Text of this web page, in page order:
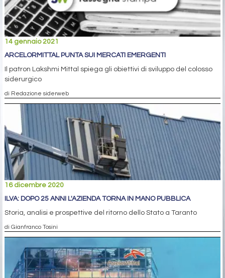
14 gennaio 2021
ARCELORMITTAL PUNTA SUI MERCATI EMERGENTI
Il patron Lakshmi Mittal spiega gli obiettivi di sviluppo del colosso
siderurgico
di Redazione siderweb
16 dicembre 2020
ILVA: DOPO 25 ANNI L'AZIENDA TORNA IN MANO PUBBLICA
Storia, analisi e prospettive del ritorno dello Stato a Taranto
di Gianfranco Tosini